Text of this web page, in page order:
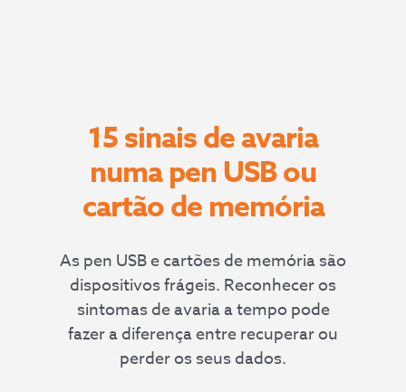
15 sinais de avaria
numa pen USB ou
cartão de memória
As pen USB e cartões de memória são
dispositivos frágeis. Reconhecer os
sintomas de avaria a tempo pode
fazer a diferença entre recuperar ou
perder os seus dados.